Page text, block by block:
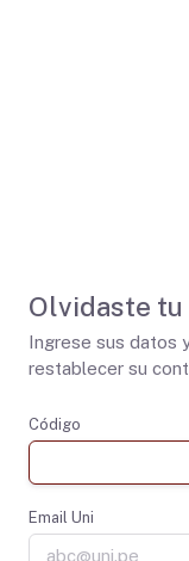
Olvidaste tu
Ingrese sus datos
restablecer su
Código
Email Uni